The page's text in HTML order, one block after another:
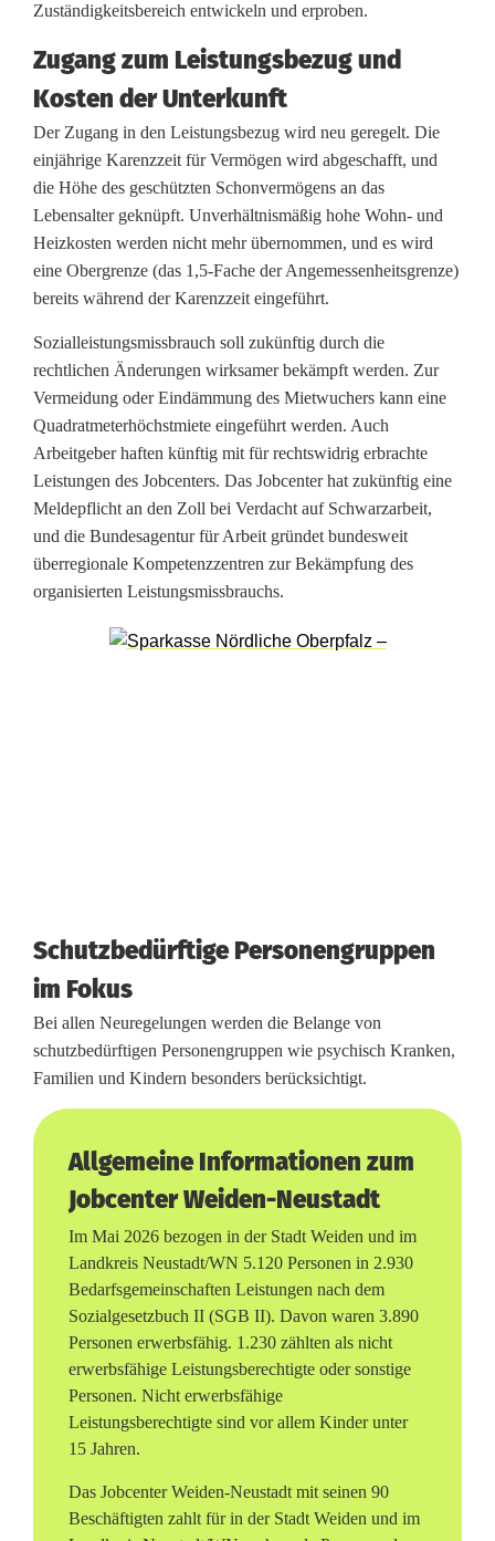
g
e
r
g
e
l
d
2
.
9
0
F
n
W
e
i
d
Zuständigkeitsbereich entwickeln und erproben.
Zugang zum Leistungsbezug und
Kosten der Unterkunft
Der Zugang in den Leistungsbezug wird neu geregelt. Die
einjährige Karenzzeit für Vermögen wird abgeschafft, und
die Höhe des geschützten Schonvermögens an das
Lebensalter geknüpft. Unverhältnismäßig hohe Wohn- und
Heizkosten werden nicht mehr übernommen, und es wird
eine Obergrenze (das 1,5-Fache der Angemessenheitsgrenze)
bereits während der Karenzzeit eingeführt.
Sozialleistungsmissbrauch soll zukünftig durch die
rechtlichen Änderungen wirksamer bekämpft werden. Zur
Vermeidung oder Eindämmung des Mietwuchers kann eine
Quadratmeterhöchstmiete eingeführt werden. Auch
Arbeitgeber haften künftig mit für rechtswidrig erbrachte
Leistungen des Jobcenters. Das Jobcenter hat zukünftig eine
Meldepflicht an den Zoll bei Verdacht auf Schwarzarbeit,
und die Bundesagentur für Arbeit gründet bundesweit
überregionale Kompetenzzentren zur Bekämpfung des
organisierten Leistungsmissbrauchs.
Schutzbedürftige Personengruppen
im Fokus
Bei allen Neuregelungen werden die Belange von
schutzbedürftigen Personengruppen wie psychisch Kranken,
Familien und Kindern besonders berücksichtigt.
Allgemeine Informationen zum
Jobcenter Weiden-Neustadt
Im Mai 2026 bezogen in der Stadt Weiden und im
Landkreis Neustadt/WN 5.120 Personen in 2.930
Bedarfsgemeinschaften Leistungen nach dem
Sozialgesetzbuch II (SGB II). Davon waren 3.890
Personen erwerbsfähig. 1.230 zählten als nicht
erwerbsfähige Leistungsberechtigte oder sonstige
Personen. Nicht erwerbsfähige
Leistungsberechtigte sind vor allem Kinder unter
15 Jahren.
Das Jobcenter Weiden-Neustadt mit seinen 90
Beschäftigten zahlt für in der Stadt Weiden und im